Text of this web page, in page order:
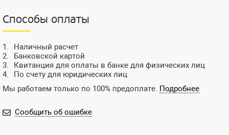
Способы оплаты
Наличный расчет
Банковской картой
Квитанция для оплаты в банке для физических лиц
По счету для юридических лиц
Мы работаем только по 100% предоплате. Подробнее
Сообщить об ошибке